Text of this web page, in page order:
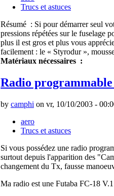
Trucs et astuces
Résumé : Si pour démarrer seul
pressions répétées sur le fuselage
plus il est gros et plus vous
facilement : le « Styrodur »,
Matériaux nécessaires :
Radio
by camphi on vr, 10/10/2003 -
aero
Trucs et astuces
Si vous possédez une radio
surtout depuis l'apparition des
changement du Tx, fausse
Ma radio est une Futaba FC-18